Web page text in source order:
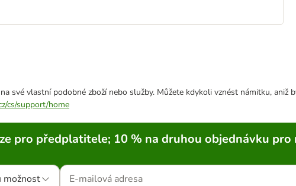
své vlastní podobné zboží nebo služby. Můžete kdykoli vznést námitku,
cs/support/home
pro předplatitele; 10 % na druhou objednávku pro
možnost